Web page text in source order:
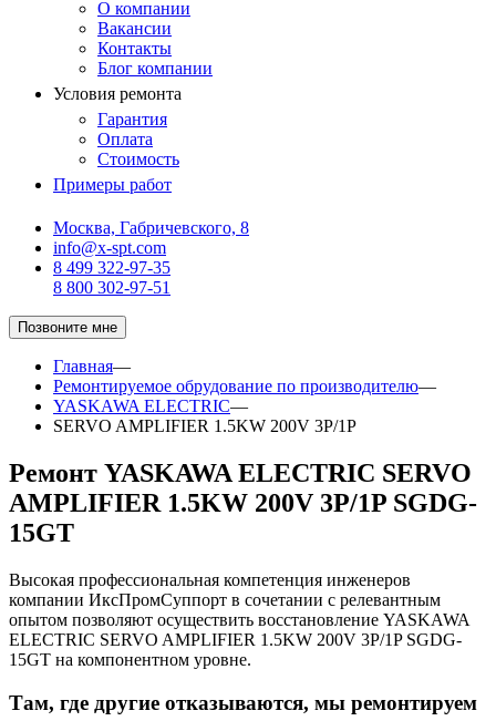
О компании
Вакансии
Контакты
Блог компании
Условия ремонта
Гарантия
Оплата
Стоимость
Примеры работ
Москва, Габричевского, 8
info@x-spt.com
8 499 322-97-35
8 800 302-97-51
Позвоните мне
Главная—
Ремонтируемое обрудование по производителю—
YASKAWA ELECTRIC—
SERVO AMPLIFIER 1.5KW 200V 3P/1P
Ремонт YASKAWA ELECTRIC SERVO
AMPLIFIER 1.5KW 200V 3P/1P SGDG-
15GT
Высокая профессиональная компетенция инженеров
компании ИксПромСуппорт в сочетании с релевантным
опытом позволяют осуществить восстановление YASKAWA
ELECTRIC SERVO AMPLIFIER 1.5KW 200V 3P/1P SGDG-
15GT на компонентном уровне.
Там, где другие отказываются, мы ремонтируем